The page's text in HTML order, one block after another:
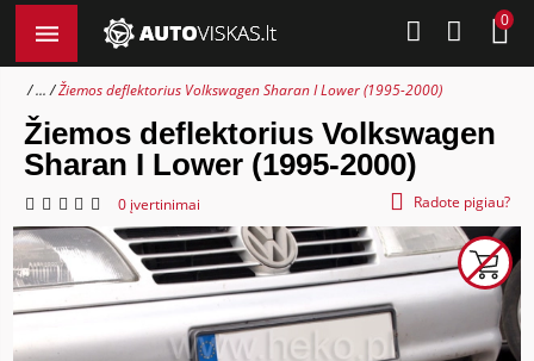
0
... Žiemos deflektorius Volkswagen Sharan I Lower (1995-2000)
Žiemos deflektorius Volkswagen
Sharan I Lower (1995-2000)
0 įvertinimai Radote pigiau?